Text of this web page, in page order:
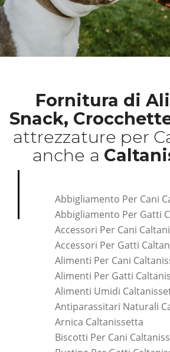
Fornitura di
Snack,
attrezzature per
anche a
Abbigliamento Per Cani
Abbigliamento Per Gatti
Accessori Per Cani
Accessori Per Gatti
Alimenti Per Cani
Alimenti Per Gatti
Alimenti Umidi
Antiparassitari Naturali
Arnica Caltanissetta
Biscotti Per Cani